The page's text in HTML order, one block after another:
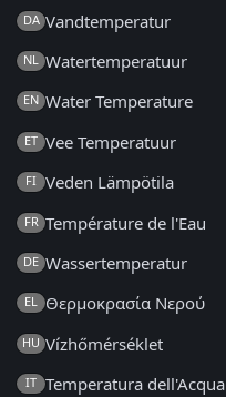
DA Vandtemperatur
NL Watertemperatuur
EN Water Temperature
ET Vee Temperatuur
FI Veden Lämpötila
FR Température de l'Eau
DE Wassertemperatur
EL Θερμοκρασία Νερού
HU Vízhőmérséklet
IT Temperatura dell'Acqua